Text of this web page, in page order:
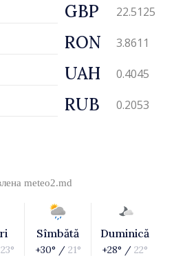
GBP 22.5125
RON 3.8611
UAH 0.4045
RUB 0.2053
meteo2.md
23°
Sîmbătă
+30° / 21°
Duminică
+28° / 22°